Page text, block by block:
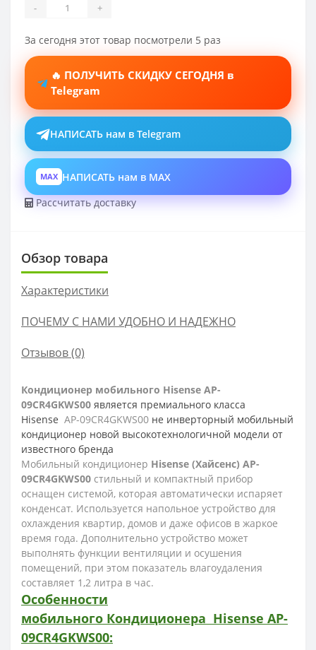
- +
За сегодня этот товар посмотрели 5 раз
🔥 ПОЛУЧИТЬ СКИДКУ СЕГОДНЯ в
Telegram
НАПИСАТЬ нам в Telegram
MAX НАПИСАТЬ нам в MAX
Рассчитать доставку
Обзор товара
Характеристики
ПОЧЕМУ С НАМИ УДОБНО И НАДЕЖНО
Отзывов (0)
Кондиционер мобильного Hisense AP-
09CR4GKWS00 является премиального класса
Hisense AP-09CR4GKWS00 не инверторный мобильный
кондиционер новой высокотехнологичной модели от
известного бренда
Мобильный кондиционер Hisense (Хайсенс) AP-
09CR4GKWS00 стильный и компактный прибор
оснащен системой, которая автоматически испаряет
конденсат. Используется напольное устройство для
охлаждения квартир, домов и даже офисов в жаркое
время года. Дополнительно устройство может
выполнять функции вентиляции и осушения
помещений, при этом показатель влагоудаления
составляет 1,2 литра в час.
Особенности
мобильного Кондиционера Hisense AP-
09CR4GKWS00: